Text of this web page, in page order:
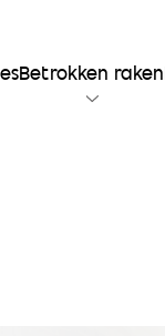
Betrokken raken